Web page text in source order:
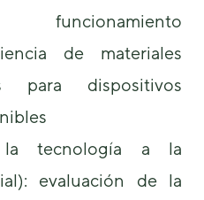
funcionamiento
de materiales
para dispositivos
la tecnología a la
evaluación de la
web.
Experiencia
nuestra web
mejor posible
durante tu
visita. Si